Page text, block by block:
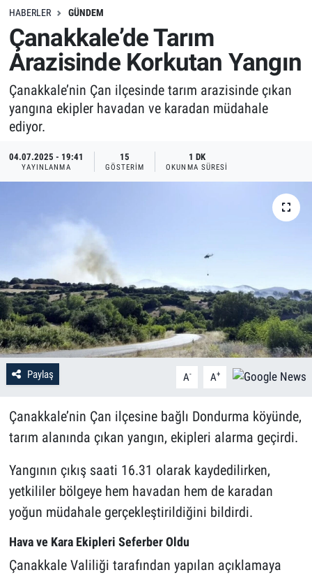
HABERLER GÜNDEM
Çanakkale’de Tarım
Arazisinde Korkutan Yangın
Çanakkale’nin Çan ilçesinde tarım arazisinde çıkan
yangına ekipler havadan ve karadan müdahale
ediyor.
04.07.2025 - 19:41
YAYINLANMA
15
GÖSTERIM
1 DK
OKUNMA SÜRESI
Paylaş A- A+
Çanakkale’nin Çan ilçesine bağlı Dondurma köyünde,
tarım alanında çıkan yangın, ekipleri alarma geçirdi.
Yangının çıkış saati 16.31 olarak kaydedilirken,
yetkililer bölgeye hem havadan hem de karadan
yoğun müdahale gerçekleştirildiğini bildirdi.
Hava ve Kara Ekipleri Seferber Oldu
Çanakkale Valiliği tarafından yapılan açıklamaya